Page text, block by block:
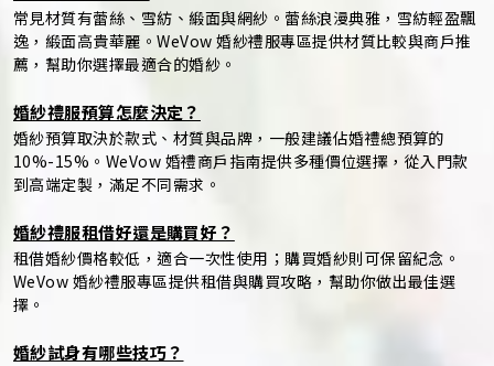
常見材質有蕾絲、雪紡、緞面與網紗。蕾絲浪漫典雅，雪紡輕盈飄
逸，緞面高貴華麗。WeVow 婚紗禮服專區提供材質比較與商戶推
薦，幫助你選擇最適合的婚紗。
婚紗禮服預算怎麼決定？
婚紗預算取決於款式、材質與品牌，一般建議佔婚禮總預算的
10%-15%。WeVow 婚禮商戶指南提供多種價位選擇，從入門款
到高端定製，滿足不同需求。
婚紗禮服租借好還是購買好？
租借婚紗價格較低，適合一次性使用；購買婚紗則可保留紀念。
WeVow 婚紗禮服專區提供租借與購買攻略，幫助你做出最佳選
擇。
婚紗試身有哪些技巧？